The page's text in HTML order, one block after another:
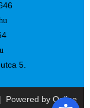
5.
by Online